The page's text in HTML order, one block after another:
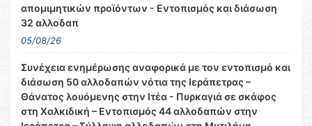
απομιμητικών προϊόντων - Εντοπισμός και διάσωση
32 αλλοδαπ
05/08/26
Συνέχεια ενημέρωσης αναφορικά με τον εντοπισμό και
διάσωση 50 αλλοδαπών νότια της Ιεράπετρας –
Θάνατος λουόμενης στην Ιτέα - Πυρκαγιά σε σκάφος
στη Χαλκιδική – Εντοπισμός 44 αλλοδαπών στην